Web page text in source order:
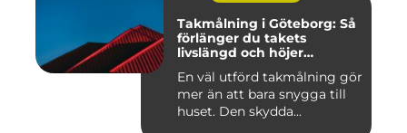
Takmålning i Göteborg: Så
förlänger du takets
livslängd och höjer
En väl utförd takmålning gör
mer än att bara snygga till
huset. Den skydda...